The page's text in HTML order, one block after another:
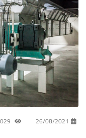
26/08/2021